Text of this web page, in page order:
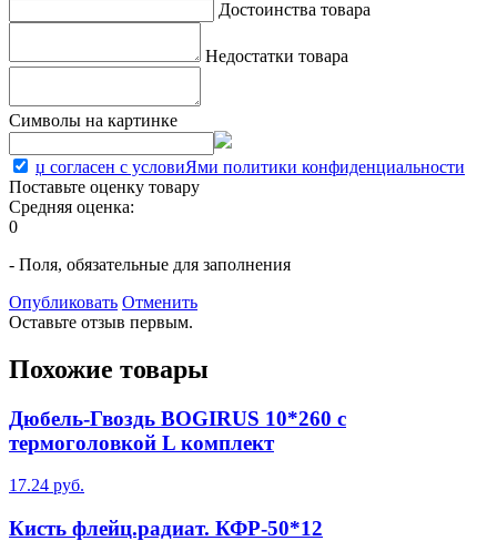
Достоинства товара
Недостатки товара
Символы на картинке
џ согласен с условиЯми политики конфиденциальности
Поставьте оценку товару
Средняя оценка:
0
- Поля, обязательные для заполнения
Опубликовать Отменить
Оставьте отзыв первым.
Похожие товары
Дюбель-Гвоздь BOGIRUS 10*260 с
термоголовкой L комплект
17.24 руб.
Кисть флейц.радиат. КФР-50*12